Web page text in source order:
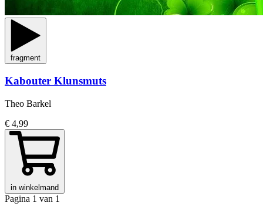
fragment
Kabouter Klunsmuts
Theo Barkel
€ 4,99
in winkelmand
Pagina 1 van 1